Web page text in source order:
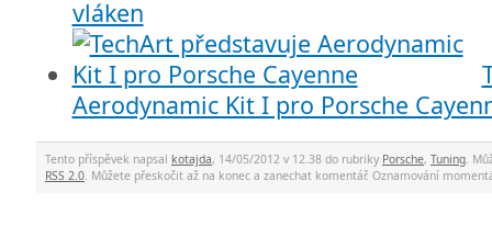
vláken
Aerodynamic Kit I pro Porsche
Tento příspěvek napsal kotajda, 14/05/2012 v 12.38 do rubriky Porsche, Tuning.
RSS 2.0. Můžete přeskočit až na konec a zanechat komentář. Oznamování